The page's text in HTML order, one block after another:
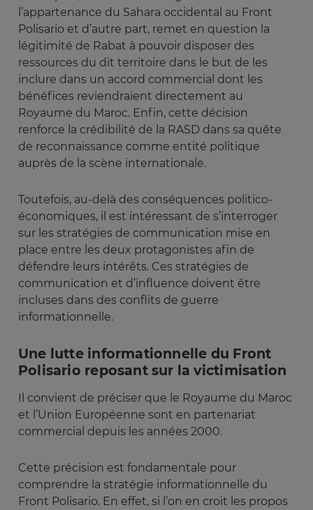
l’appartenance du Sahara occidental au Front
Polisario et d’autre part, remet en question la
légitimité de Rabat à pouvoir disposer des
ressources du dit territoire dans le but de les
inclure dans un accord commercial dont les
bénéfices reviendraient directement au
Royaume du Maroc. Enfin, cette décision
renforce la crédibilité de la RASD dans sa quête
de reconnaissance comme entité politique
auprès de la scène internationale.
Toutefois, au-delà des conséquences politico-
économiques, il est intéressant de s’interroger
sur les stratégies de communication mise en
place entre les deux protagonistes afin de
défendre leurs intérêts. Ces stratégies de
communication et d’influence doivent être
incluses dans des conflits de guerre
informationnelle.
Une lutte informationnelle du Front
Polisario reposant sur la victimisation
Il convient de préciser que le Royaume du Maroc
et l’Union Européenne sont en partenariat
commercial depuis les années 2000.
Cette précision est fondamentale pour
comprendre la stratégie informationnelle du
Front Polisario. En effet, si l’on en croit les propos